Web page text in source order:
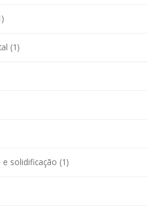
(1)
solidificação (1)